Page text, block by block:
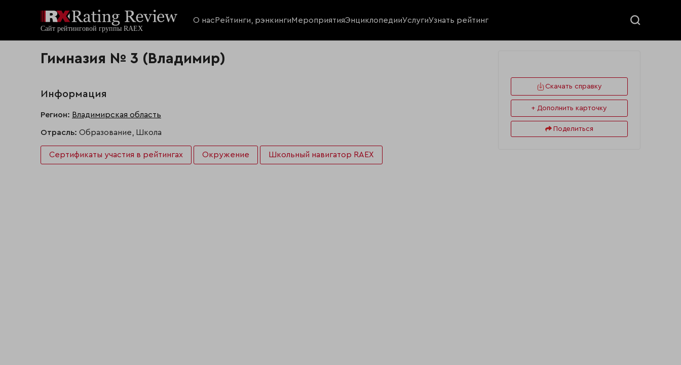
О нас Рейтинги, рэнкингиМероприятияЭнциклопедииУслугиУзнать рейтинг
Гимназия № 3 (Владимир)
Информация
Регион: Владимирская область
Отрасль: Образование, Школа
Сертификаты участия в рейтингах Окружение Школьный навигатор RAEX
Скачать справку
+ Дополнить карточку
Поделиться